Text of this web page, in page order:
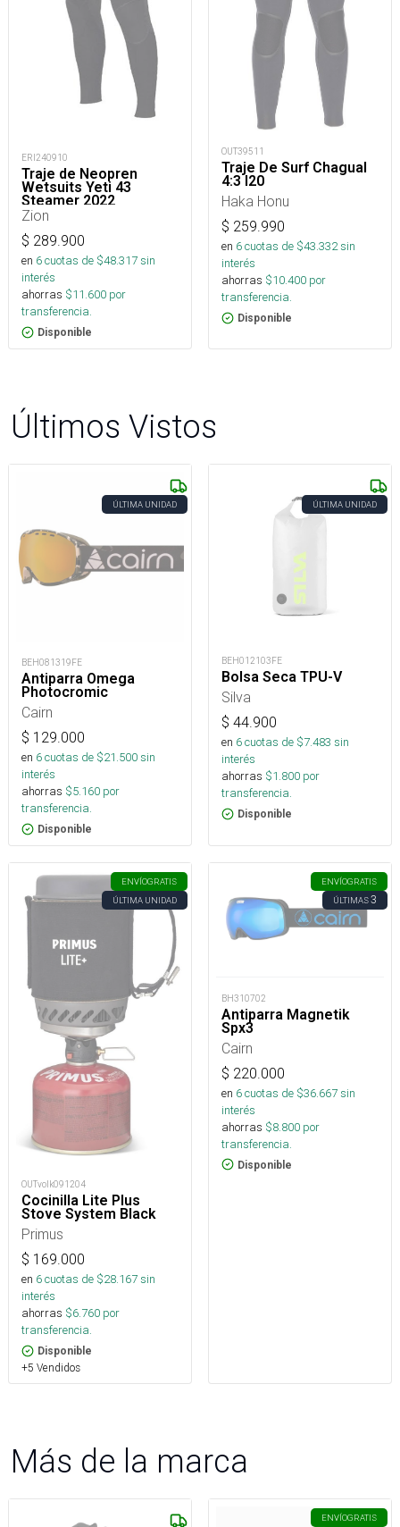
ERI240910
Traje de Neopren
Wetsuits Yeti 43
Steamer 2022
Zion
$ 289.900
en 6cuotas de $48.317sin
interés
ahorras $11.600 por
transferencia.
Disponible
OUT39511
Traje De Surf Chagual
4:3 I20
Haka Honu
$ 259.990
en 6cuotas de $43.332sin
interés
ahorras $10.400 por
transferencia.
Disponible
Últimos Vistos
ÚLTIMA UNIDAD
BEH081319FE
Antiparra Omega
Photocromic
Cairn
$ 129.000
en 6cuotas de $21.500sin
interés
ahorras $5.160 por
transferencia.
Disponible
ÚLTIMA UNIDAD
BEH012103FE
Bolsa Seca TPU-V
Silva
$ 44.900
en 6cuotas de $7.483 sin
interés
ahorras $1.800 por
transferencia.
Disponible
ENVÍOGRATIS
ÚLTIMA UNIDAD
OUTvolk091204
Cocinilla Lite Plus
Stove System Black
Primus
$ 169.000
en 6cuotas de $28.167sin
interés
ahorras $6.760 por
transferencia.
Disponible
+5 Vendidos
ENVÍOGRATIS
ÚLTIMAS3
BH310702
Antiparra Magnetik
Spx3
Cairn
$ 220.000
en 6cuotas de $36.667sin
interés
ahorras $8.800 por
transferencia.
Disponible
Más de la marca
ENVÍOGRATIS